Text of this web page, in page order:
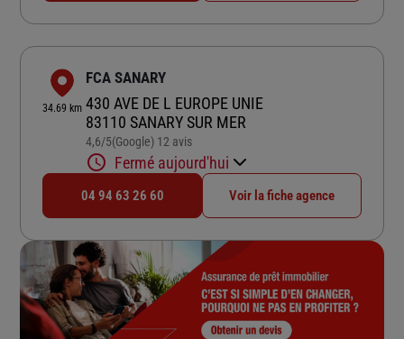
34.69 km
FCA SANARY
430 AVE DE L EUROPE UNIE
83110 SANARY SUR MER
4,6/5Note de 4.6 sur 5
(Google) 12 avis
Fermé aujourd'hui
04 94 63 26 60 Voir la fiche agence